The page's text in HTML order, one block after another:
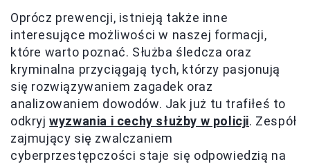
Oprócz prewencji, istnieją także inne
interesujące możliwości w naszej formacji,
które warto poznać. Służba śledcza oraz
kryminalna przyciągają tych, którzy pasjonują
się rozwiązywaniem zagadek oraz
analizowaniem dowodów. Jak już tu trafiłeś to
odkryjwyzwania i cechy służby w policji. Zespół
zajmujący się zwalczaniem
cyberprzestępczości staje się odpowiedzią na